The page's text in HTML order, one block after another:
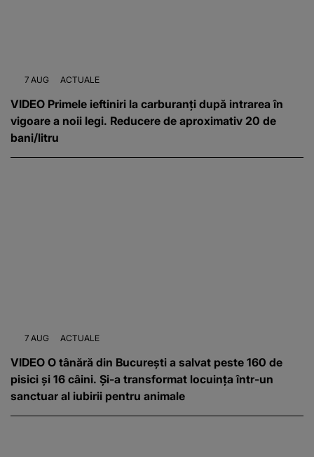
7 AUG ACTUALE
VIDEO Primele ieftiniri la carburanți după intrarea în
vigoare a noii legi. Reducere de aproximativ 20 de
bani/litru
7 AUG ACTUALE
VIDEO O tânără din București a salvat peste 160 de
pisici și 16 câini. Și-a transformat locuința într-un
sanctuar al iubirii pentru animale